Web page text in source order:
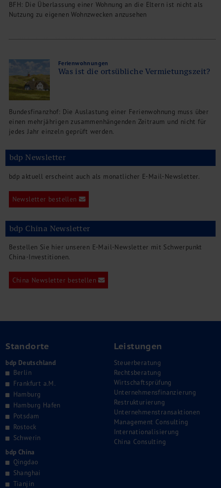
BFH: Die Überlassung einer Wohnung an die Eltern ist nicht als
Nutzung zu eigenen Wohnzwecken anzusehen
Ferienwohnungen
Was ist die ortsübliche Vermietungszeit?
Bundesfinanzhof: Die Auslastung einer Ferienwohnung muss über
einen mehrjährigen zusammenhängenden Zeitraum und nicht für
jedes Jahr einzeln geprüft werden.
bdp Newsletter
bdp aktuell erscheint auch als monatlicher E-Mail-Newsletter.
Newsletter bestellen
bdp China Newsletter
Bestellen Sie hier unseren E-Mail-Newsletter mit Schwerpunkt
China-Investitionen.
China Newsletter bestellen
Standorte
bdp Deutschland
Berlin
Frankfurt a.M.
Hamburg
Hamburg Hafen
Potsdam
Rostock
Schwerin
bdp China
Qingdao
Shanghai
Tianjin
Leistungen
Steuerberatung
Rechtsberatung
Wirtschaftsprüfung
Unternehmensfinanzierung
Restrukturierung
Unternehmenstransaktionen
Management Consulting
Internationalisierung
China Consulting